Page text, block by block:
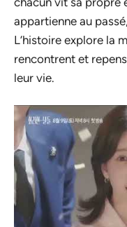
appartienne au
L’histoire explore la
rencontrent et
leur vie.